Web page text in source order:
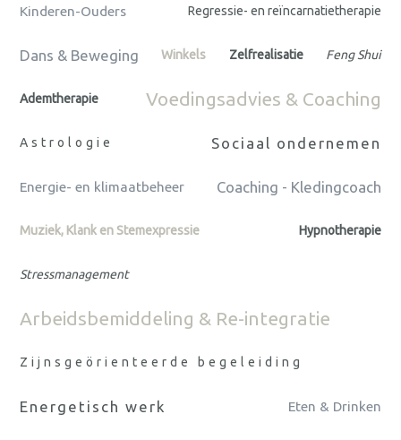
Kinderen-Ouders Regressie- en reïncarnatietherapie
Dans & Beweging Winkels Zelfrealisatie Feng Shui
Ademtherapie Voedingsadvies & Coaching
Astrologie Sociaal ondernemen
Energie- en klimaatbeheer Coaching - Kledingcoach
Muziek, Klank en Stemexpressie Hypnotherapie
Stressmanagement
Arbeidsbemiddeling & Re-integratie
Zijnsgeörienteerde begeleiding
Energetisch werk Eten & Drinken